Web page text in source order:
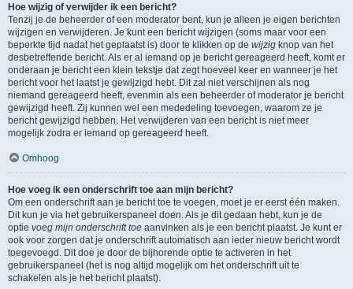
Hoe wijzig of verwijder ik een bericht?
Tenzij je de beheerder of een moderator bent, kun je alleen je eigen berichten
wijzigen en verwijderen. Je kunt een bericht wijzigen (soms maar voor een
beperkte tijd nadat het geplaatst is) door te klikken op de wijzig knop van het
desbetreffende bericht. Als er al iemand op je bericht gereageerd heeft, komt er
onderaan je bericht een klein tekstje dat zegt hoeveel keer en wanneer je het
bericht voor het laatst je gewijzigd hebt. Dit zal niet verschijnen als nog
niemand gereageerd heeft, evenmin als een beheerder of moderator je bericht
gewijzigd heeft. Zij kunnen wel een mededeling toevoegen, waarom ze je
bericht gewijzigd hebben. Het verwijderen van een bericht is niet meer
mogelijk zodra er iemand op gereageerd heeft.
Omhoog
Hoe voeg ik een onderschrift toe aan mijn bericht?
Om een onderschrift aan je bericht toe te voegen, moet je er eerst één maken.
Dit kun je via het gebruikerspaneel doen. Als je dit gedaan hebt, kun je de
optie voeg mijn onderschrift toe aanvinken als je een bericht plaatst. Je kunt er
ook voor zorgen dat je onderschrift automatisch aan ieder nieuw bericht wordt
toegevoegd. Dit doe je door de bijhorende optie te activeren in het
gebruikerspaneel (het is nog altijd mogelijk om het onderschrift uit te
schakelen als je het bericht plaatst).